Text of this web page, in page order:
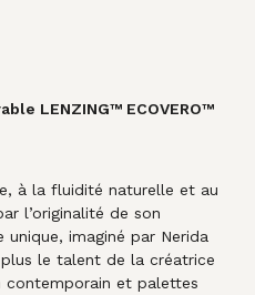
LENZING™ ECOVERO™
à la fluidité naturelle et au
l’originalité de son
imaginé par Nerida
le talent de la créatrice
contemporain et palettes